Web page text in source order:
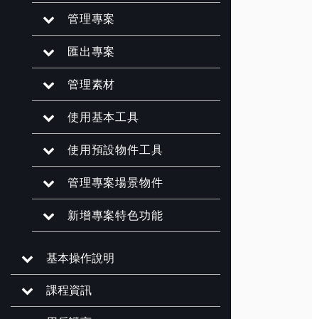
管理專案
匯出專案
管理素材
使用基本工具
使用預設物件工具
管理專案場景物件
新增專案特色功能
基本操作說明
課程資訊